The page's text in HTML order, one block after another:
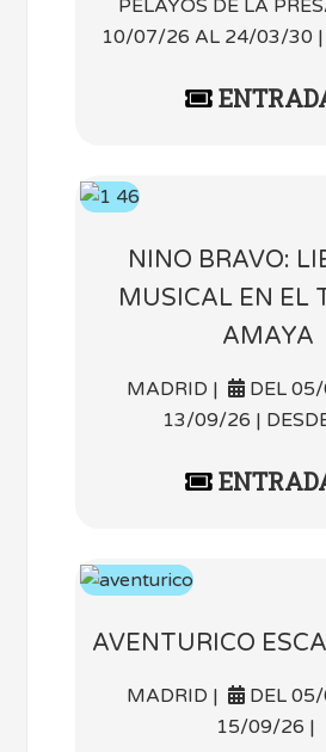
PELAYOS DE LA
10/07/26 AL 24/03/30 |
NINO BRAVO:
MUSICAL EN EL
AMAYA
MADRID |
DEL
13/09/26 |
AVENTURICO
MADRID |
DEL
15/09/26 |